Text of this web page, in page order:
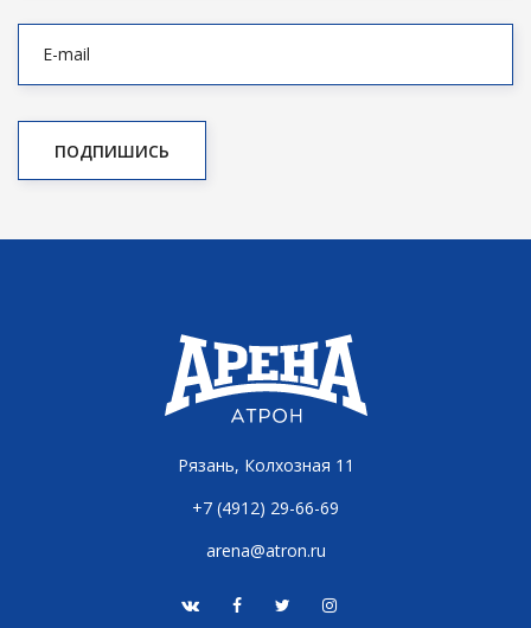
Рязань, Колхозная 11
+7 (4912) 29-66-69
arena@atron.ru